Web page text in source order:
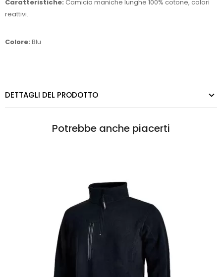
Caratteristiche: Camicia maniche lunghe 100% cotone, colori
reattivi.
Colore: Blu
DETTAGLI DEL PRODOTTO
Potrebbe anche piacerti